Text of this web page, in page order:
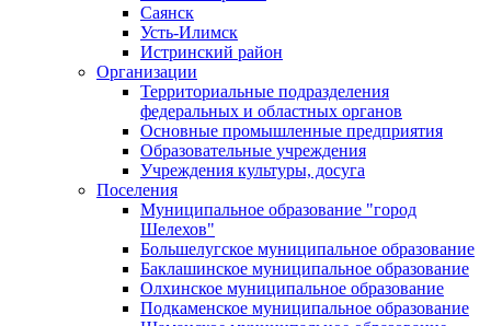
Саянск
Усть-Илимск
Истринский район
Организации
Территориальные подразделения
федеральных и областных органов
Основные промышленные предприятия
Образовательные учреждения
Учреждения культуры, досуга
Поселения
Муниципальное образование "город
Шелехов"
Большелугское муниципальное образование
Баклашинское муниципальное образование
Олхинское муниципальное образование
Подкаменское муниципальное образование